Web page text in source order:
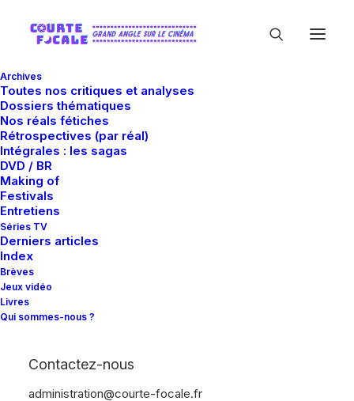
Archives
Toutes nos critiques et analyses
Dossiers thématiques
Nos réals fétiches
Rétrospectives (par réal)
Intégrales : les sagas
DVD / BR
Making of
Festivals
Entretiens
Séries TV
Derniers articles
Index
Brèves
Jeux vidéo
Livres
Qui sommes-nous ?
Contactez-nous
administration@courte-focale.fr
InAnalyses